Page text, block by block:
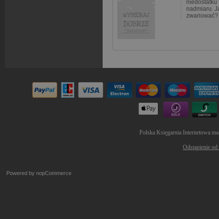
niedostatku
nadmiaru.
Polska Księgarnia Internetowa
Odstąpienie
Powered by nopCommerce